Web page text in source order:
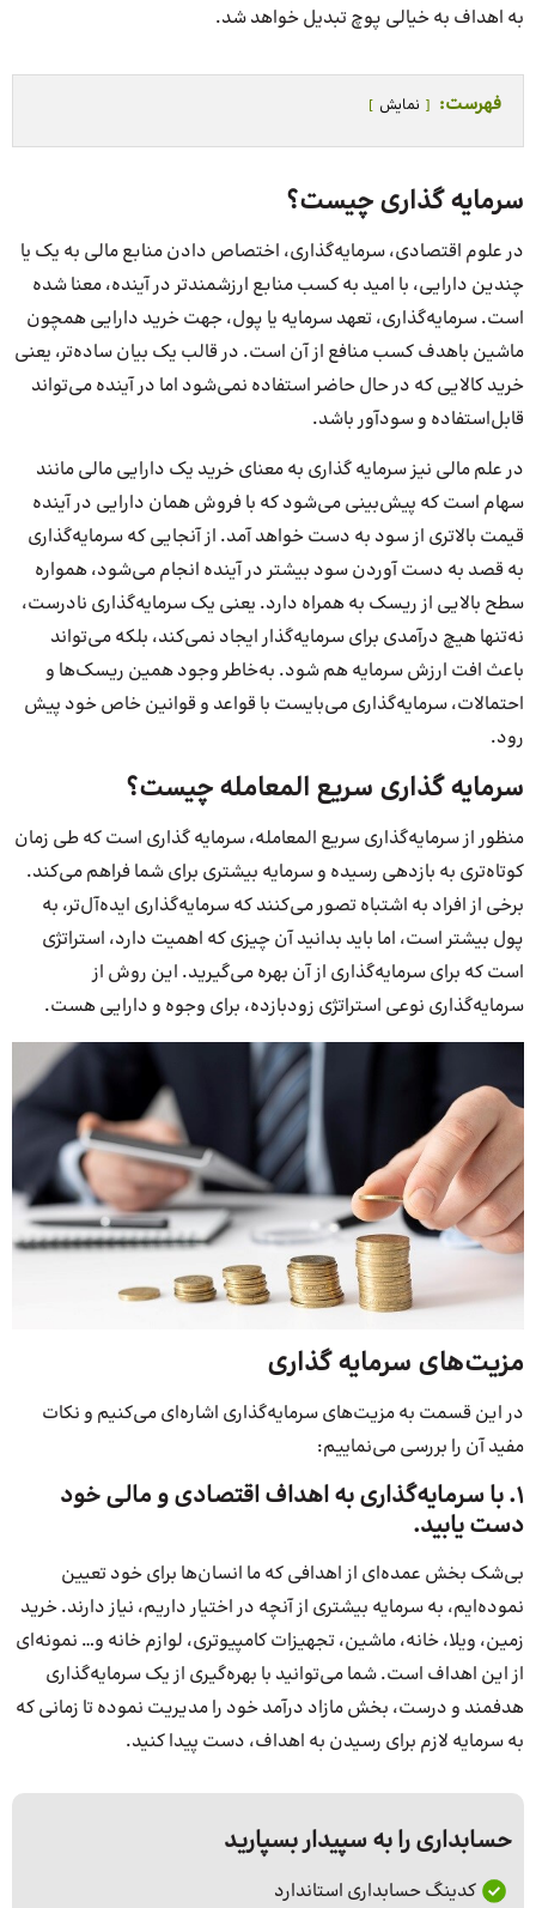
به اهداف به خیالی پوچ تبدیل خواهد شد.
فهرست: نمایش
سرمایه‌ گذاری چیست؟
در علوم اقتصادی، سرمایه‌گذاری، اختصاص دادن منابع مالی به یک یا
چندین دارایی، با امید به کسب منابع ارزشمندتر در آینده، معنا شده
است. سرمایه‌گذاری، تعهد سرمایه یا پول، جهت خرید دارایی همچون
ماشین باهدف کسب منافع از آن است. در قالب یک بیان ساده‌تر، یعنی
خرید کالایی که در حال حاضر استفاده نمی‌شود اما در آینده می‌تواند
قابل‌استفاده و سودآور باشد.
در علم مالی نیز سرمایه‌ گذاری به معنای خرید یک دارایی مالی مانند
سهام است که پیش‌بینی می‌شود که با فروش همان دارایی در آینده
قیمت بالاتری از سود به دست خواهد آمد. از آنجایی که سرمایه‌گذاری
به قصد به دست آوردن سود بیشتر در آینده انجام می‌شود، همواره
سطح بالایی از ریسک به همراه دارد. یعنی یک سرمایه‌گذاری نادرست،
نه‌تنها هیچ درآمدی برای سرمایه‌گذار ایجاد نمی‌کند، بلکه می‌تواند
باعث افت ارزش سرمایه هم شود. به‌خاطر وجود همین ریسک‌ها و
احتمالات، سرمایه‌گذاری می‌بایست با قواعد و قوانین خاص خود پیش
رود.
سرمایه‌ گذاری سریع المعامله چیست؟
منظور از سرمایه‌گذاری سریع المعامله، سرمایه‌ گذاری است که طی زمان
کوتاه‌تری به بازدهی رسیده و سرمایه بیشتری برای شما فراهم می‌کند.
برخی از افراد به اشتباه تصور می‌کنند که سرمایه‌گذاری ایده‌آل‌تر، به
پول بیشتر است، اما باید بدانید آن چیزی که اهمیت دارد، استراتژی
است که برای سرمایه‌گذاری از آن بهره می‌گیرید. این روش از
سرمایه‌گذاری نوعی استراتژی زودبازده، برای وجوه و دارایی هست.
مزیت‌های سرمایه‌ گذاری
در این قسمت به مزیت‌های سرمایه‌گذاری اشاره‌ای می‌کنیم و نکات
مفید آن را بررسی می‌نماییم:
۱. با سرمایه‌گذاری به اهداف اقتصادی و مالی خود
دست یابید.
بی‌شک بخش عمده‌ای از اهدافی که ما انسان‌ها برای خود تعیین
نموده‌ایم، به سرمایه بیشتری از آنچه در اختیار داریم، نیاز دارند. خرید
زمین، ویلا، خانه، ماشین، تجهیزات کامپیوتری، لوازم خانه و… نمونه‌ای
از این اهداف است. شما می‌توانید با بهره‌گیری از یک سرمایه‌گذاری
هدفمند و درست، بخش مازاد درآمد خود را مدیریت نموده تا زمانی که
به سرمایه لازم برای رسیدن به اهداف، دست پیدا کنید.
حسابداری را به سپیدار بسپارید
کدینگ حسابداری استاندارد